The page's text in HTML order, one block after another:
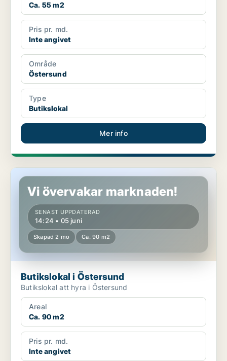
Ca. 55 m2
Pris pr. md.
Inte angivet
Område
Östersund
Type
Butikslokal
Mer info
Butikslokal i Östersund
Vi övervakar marknaden!
SENAST UPPDATERAD
14:24 • 05 juni
Skapad 2 mo Ca. 90 m2
Butikslokal i Östersund
Butikslokal att hyra i Östersund
Areal
Ca. 90 m2
Pris pr. md.
Inte angivet